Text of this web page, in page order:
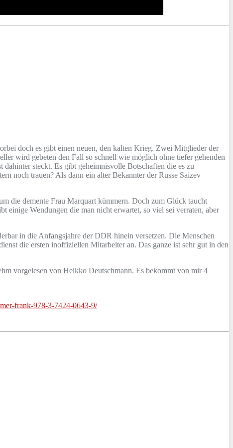
doch es gibt einen neuen, den kalten Krieg. Zwei Mitglieder der
wird gebeten den Fall so schnell wie möglich ohne tiefer gehenden
steckt. Es gibt geheimnisvolle Botschaften die es zu
noch trauen? Als dann ein alter Bekannter der Russe Saizev
die demente Frau Marquart kümmern. Doch zum Glück taucht
einige Wendungen die man nicht erwartet, so viel sei verraten, aber
in die Anfangsjahre der DDR hinein versetzen. Die Menschen
die ersten inoffiziellen Mitarbeiter an. Das ganze ist sehr gut in den
vorgelesen von Heikko Deutschmann. Es bekommt von mir 4
frank-978-3-7424-0643-9/